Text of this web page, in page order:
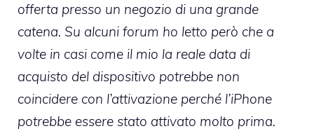
offerta presso un negozio di una grande
catena. Su alcuni forum ho letto però che a
volte in casi come il mio la reale data di
acquisto del dispositivo potrebbe non
coincidere con l’attivazione perché l’iPhone
potrebbe essere stato attivato molto prima.